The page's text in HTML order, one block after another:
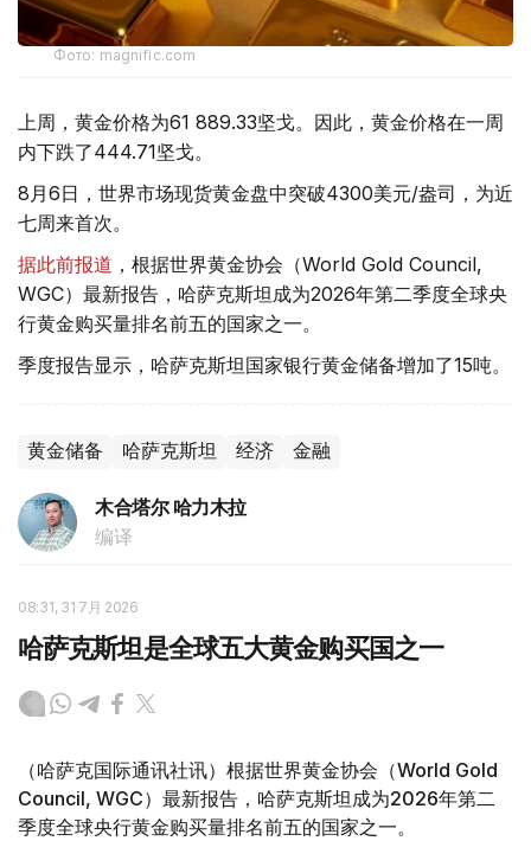
Фото: magnific.com
上周，黄金价格为61 889.33坚戈。因此，黄金价格在一周
内下跌了444.71坚戈。
8月6日，世界市场现货黄金盘中突破4300美元/盎司，为近
七周来首次。
据此前报道 ，根据世界黄金协会（World Gold Council,
WGC）最新报告，哈萨克斯坦成为2026年第二季度全球央
行黄金购买量排名前五的国家之一。
季度报告显示，哈萨克斯坦国家银行黄金储备增加了15吨。
黄金储备 哈萨克斯坦 经济 金融
木合塔尔 哈力木拉
编译
08:31, 31 7月 2026
哈萨克斯坦是全球五大黄金购买国之一
（哈萨克国际通讯社讯）根据世界黄金协会（World Gold
Council, WGC）最新报告，哈萨克斯坦成为2026年第二
季度全球央行黄金购买量排名前五的国家之一。